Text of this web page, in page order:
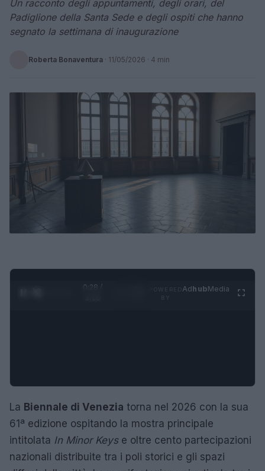
Un racconto degli appuntamenti, degli orari, del
Padiglione della Santa Sede e degli ospiti che hanno
segnato la settimana di inaugurazione
Roberta Bonaventura · 11/05/2026 · 4 min
0:29 /
AdhubMedia
La Biennale di Venezia torna nel 2026 con la sua
61ª edizione ospitando la mostra principale
intitolata In Minor Keyse oltre cento partecipazioni
nazionali distribuite tra i poli storici e gli spazi